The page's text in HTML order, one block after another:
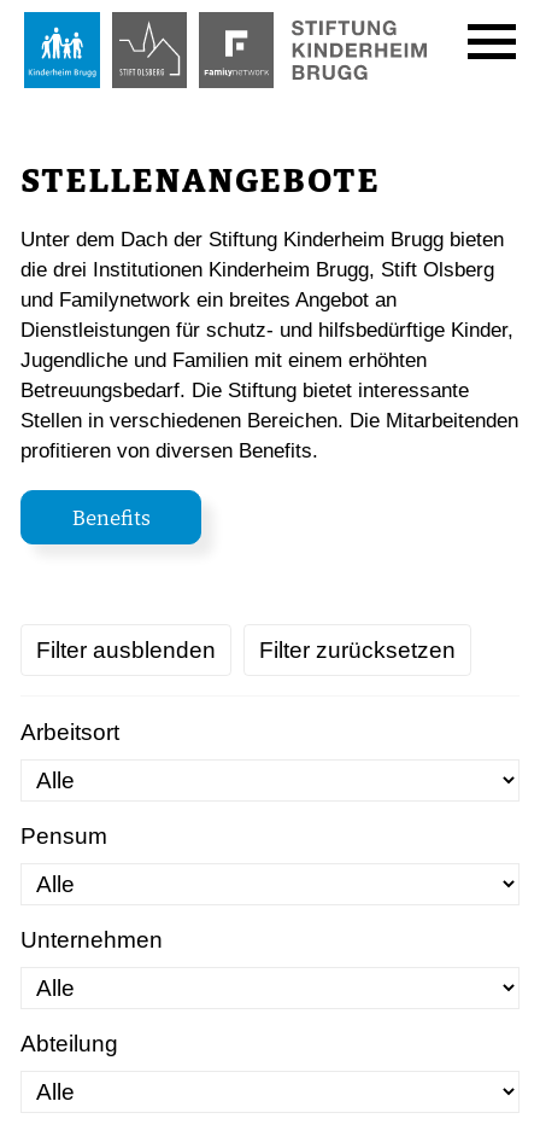
STELLENANGEBOTE
Unter dem Dach der Stiftung Kinderheim Brugg bieten
die drei Institutionen Kinderheim Brugg, Stift Olsberg
und Familynetwork ein breites Angebot an
Dienstleistungen für schutz- und hilfsbedürftige Kinder,
Jugendliche und Familien mit einem erhöhten
Betreuungsbedarf. Die Stiftung bietet interessante
Stellen in verschiedenen Bereichen. Die Mitarbeitenden
profitieren von diversen Benefits.
Benefits
Filter ausblenden Filter zurücksetzen
Arbeitsort
Pensum
Unternehmen
Abteilung